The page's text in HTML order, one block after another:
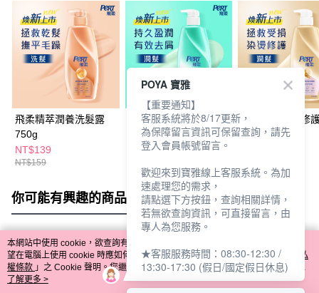
飛柔精萃潤養洗髮露
750g
NT$139
NT$159
飛柔滋潤去屑潤髮乳
750g
NT$139
飛柔人參萃取修
乳750g
你可能有興趣的商品 全站排行
熱門標籤
本網站中使用 cookie，欲查詢有關本網站使用 cookie 方式之詳情，及若您不希
望在電腦上使用 cookie 時應如何變更電腦的 cookie 設定，請參閱本網站「
隱私
權條款 」之 Cookie 聲明。您繼續使用本網站即表示您同意本公司得按本網站使
用條款之 Cookie 聲明使用 cookie。
了解更多 >
POYA 寶雅
【重要通知】
客服系統將於8/17更新，
為保障留言資訊可保留查詢，請先
登入會員帳號留言。
歡迎來到寶雅線上客服系統。為加
速處理您的需求，
請點選下方按鈕，查詢相關詳情，
若無欲查詢資訊，可直接留言，由
專人為您服務。
★客服服務時間：08:30-12:30 /
13:30-17:30 (假日/國定假日休息)